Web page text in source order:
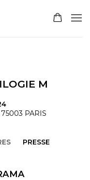
M
PARIS
PRESSE